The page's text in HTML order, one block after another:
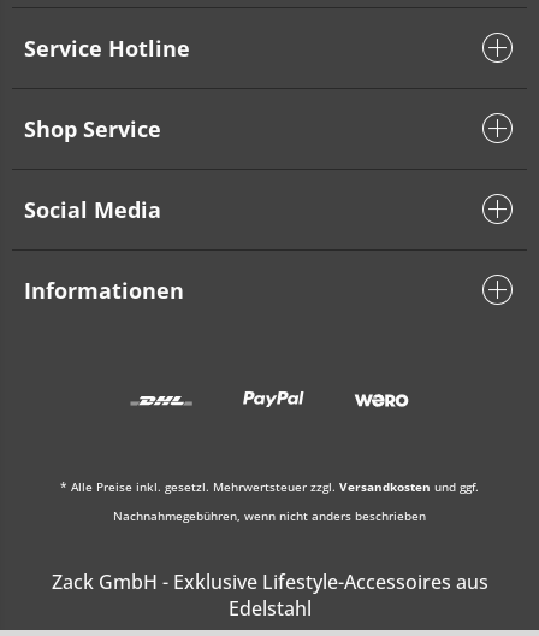
Service Hotline
Shop Service
Social Media
Informationen
* Alle Preise inkl. gesetzl. Mehrwertsteuer zzgl. Versandkosten und ggf.
Nachnahmegebühren, wenn nicht anders beschrieben
Zack GmbH - Exklusive Lifestyle-Accessoires aus
Edelstahl